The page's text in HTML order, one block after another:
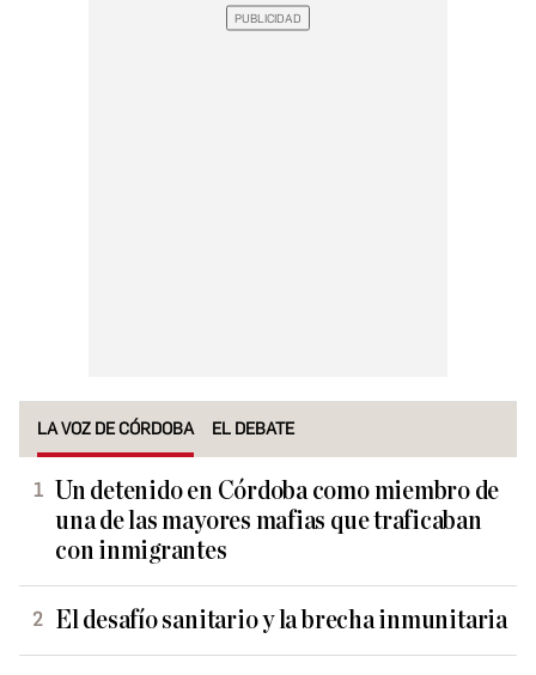
LA VOZ DE CÓRDOBA EL DEBATE
Un detenido en Córdoba como miembro de
una de las mayores mafias que traficaban
con inmigrantes
El desafío sanitario y la brecha inmunitaria